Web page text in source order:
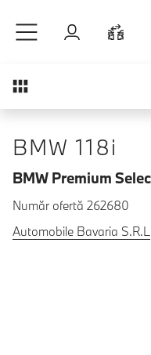
Autentificare
Prezentare generală
BMW 118i
BMW Premium
Număr ofertă 262680
Automobile Bavaria S.R.L